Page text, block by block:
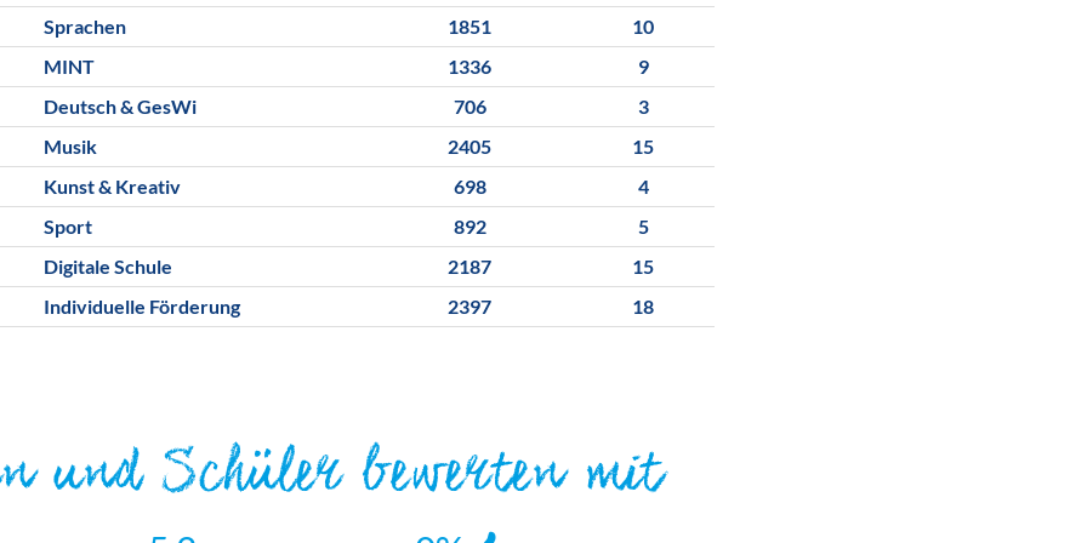
Sprachen 1851
10
MINT
1336
9
Deutsch & GesWi
706
3
Musik
2405
15
Kunst & Kreativ
698
4
Sport
892
5
Digitale Schule
2187
15
Individuelle Förderung
2397 18
und Schüler bewerten mit